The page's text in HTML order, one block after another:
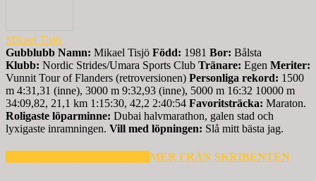
Mikael Tisjö
Gubblubb Namn: Mikael Tisjö Född: 1981 Bor: Bålsta
Klubb: Nordic Strides/Umara Sports Club Tränare: Egen Meriter:
Vunnit Tour of Flanders (retroversionen) Personliga rekord: 1500
m 4:31,31 (inne), 3000 m 9:32,93 (inne), 5000 m 16:32 10000 m
34:09,82, 21,1 km 1:15:30, 42,2 2:40:54 Favoritsträcka: Maraton.
Roligaste löparminne: Dubai halvmarathon, galen stad och
lyxigaste inramningen. Vill med löpningen: Slå mitt bästa jag.
MER FRÅN SKRIBENTEN